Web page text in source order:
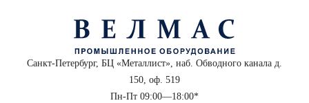
Санкт-Петербург, БЦ «Металлист», наб. Обводного канала д.
150, оф. 519
Пн-Пт 09:00—18:00*